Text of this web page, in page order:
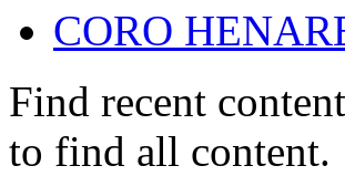
CORO
Find recent
to find all content.